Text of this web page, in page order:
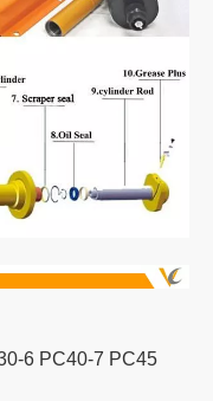
6 PC40-7 PC45